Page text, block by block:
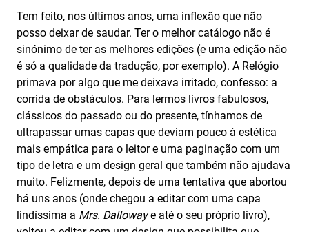
Tem feito, nos últimos anos, uma inflexão que não
posso deixar de saudar. Ter o melhor catálogo não é
sinónimo de ter as melhores edições (e uma edição não
é só a qualidade da tradução, por exemplo). A Relógio
primava por algo que me deixava irritado, confesso: a
corrida de obstáculos. Para lermos livros fabulosos,
clássicos do passado ou do presente, tínhamos de
ultrapassar umas capas que deviam pouco à estética
mais empática para o leitor e uma paginação com um
tipo de letra e um design geral que também não ajudava
muito. Felizmente, depois de uma tentativa que abortou
há uns anos (onde chegou a editar com uma capa
lindíssima a Mrs. Dallowaye até o seu próprio livro),